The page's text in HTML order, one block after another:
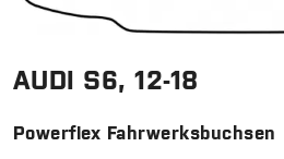
AUDI S6, 12-18
Powerflex Fahrwerksbuchsen